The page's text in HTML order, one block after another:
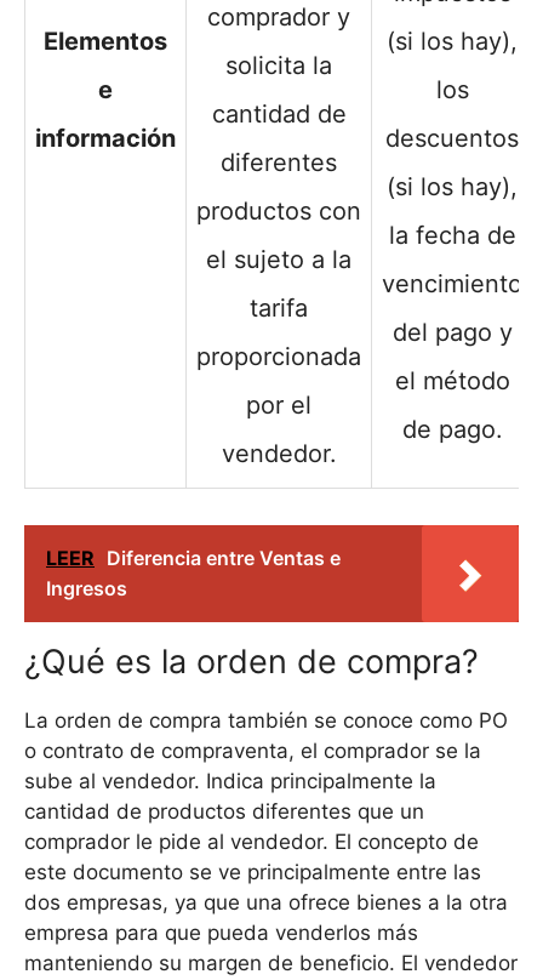
Elementos
e
información
comprador y
solicita la
cantidad de
diferentes
productos con
el sujeto a la
tarifa
proporcionada
por el
vendedor.
(si los hay),
los
descuentos
(si los hay),
la fecha de
vencimiento
del pago y
el método
de pago.
LEER Diferencia entre Ventas e
Ingresos
¿Qué es la orden de compra?
La orden de compra también se conoce como PO
o contrato de compraventa, el comprador se la
sube al vendedor. Indica principalmente la
cantidad de productos diferentes que un
comprador le pide al vendedor. El concepto de
este documento se ve principalmente entre las
dos empresas, ya que una ofrece bienes a la otra
empresa para que pueda venderlos más
manteniendo su margen de beneficio. El vendedor